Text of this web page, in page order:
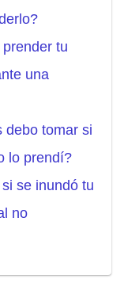
tu
una
debo tomar si
lo prendí?
se inundó tu
no